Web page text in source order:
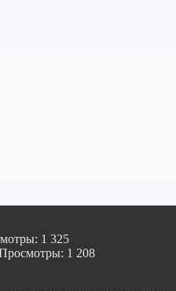
1 325
1 208